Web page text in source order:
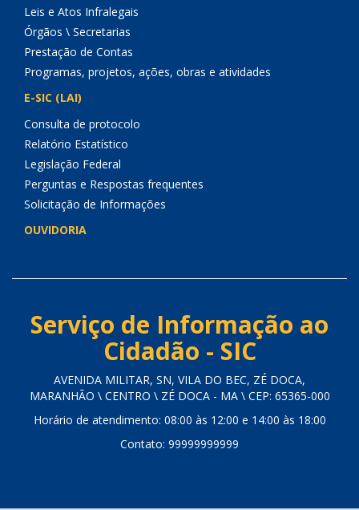
Leis e Atos Infralegais
Órgãos \ Secretarias
Prestação de Contas
Programas, projetos, ações, obras e atividades
E-SIC (LAI)
Consulta de protocolo
Relatório Estatístico
Legislação Federal
Perguntas e Respostas frequentes
Solicitação de Informações
OUVIDORIA
Serviço de Informação ao
Cidadão - SIC
AVENIDA MILITAR, SN, VILA DO BEC, ZÉ DOCA,
MARANHÃO \ CENTRO \ ZÉ DOCA - MA \ CEP: 65365-000
Horário de atendimento: 08:00 às 12:00 e 14:00 às 18:00
Contato: 99999999999